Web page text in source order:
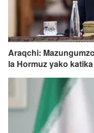
Araqchi:
la Hormuz yako